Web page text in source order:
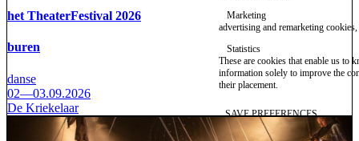
het TheaterFestival 2026
buren
danse
02—03.09.2026
De Kriekelaar
Marketing
advertising and remarketing cookies,
Statistics
These are cookies that enable us to
information solely to improve the
their placement.
SAVE PREFERENCES